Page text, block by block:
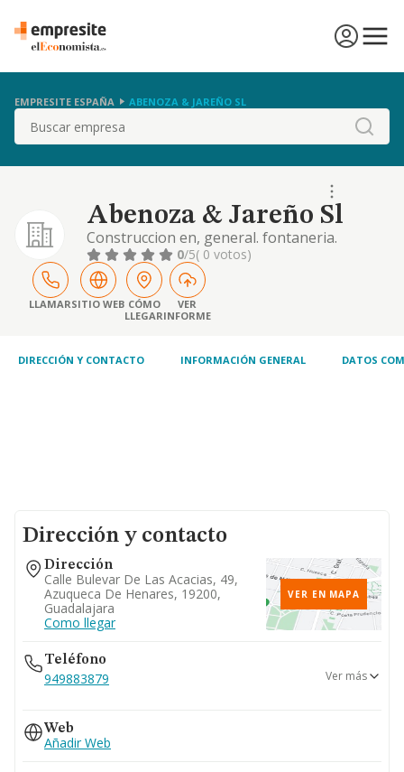
EMPRESITE ESPAÑA ABENOZA & JAREÑO SL
Buscar
Abenoza & Jareño Sl
Construccion en, general. fontaneria.
albanileria. electricidad. cerrajeria. reformas
y rehabilitacion. carpinteria. movimiento y
consolidacion de terrenos. academia de
ensenanza no reglada. comercio al por
menor de mate
0/5( 0 votos)
LLAMARSITIO WEB CÓMO
LLEGAR
VER
INFORME
DIRECCIÓN Y CONTACTO INFORMACIÓN GENERAL DATOS
Dirección y contacto
Dirección
Calle Bulevar De Las Acacias, 49,
Azuqueca De Henares, 19200,
Guadalajara
Como llegar
VER EN MAPA
Teléfono
949883879
651...
Ver teléfono 651...
Ver más
Web
Añadir Web